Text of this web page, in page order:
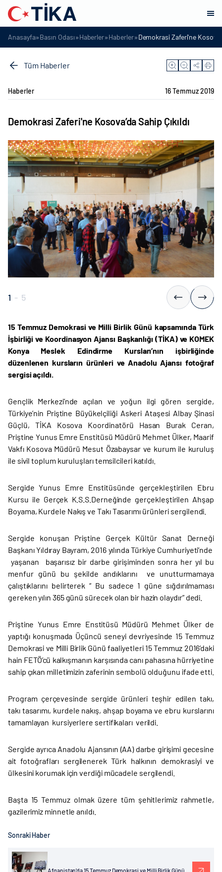
Anasayfa»Basın Odası»Haberler»Haberler»Demokrasi Zaferi'ne
Tüm Haberler
Haberler 16 Temmuz 2019
Demokrasi Zaferi'ne Kosova’da Sahip Çıkıldı
1 - 5
15 Temmuz Demokrasi ve Milli Birlik Günü kapsamında Türk
İşbirliği ve Koordinasyon Ajansı Başkanlığı (TİKA) ve KOMEK
Konya Meslek Edindirme Kursları’nın işbirliğinde
düzenlenen kursların ürünleri ve Anadolu Ajansı fotoğraf
sergisi açıldı.
Gençlik Merkezi’nde açılan ve yoğun ilgi gören sergide,
Türkiye’nin Priştine Büyükelçiliği Askeri Ataşesi Albay Şinasi
Güçlü, TİKA Kosova Koordinatörü Hasan Burak Ceran,
Priştine Yunus Emre Enstitüsü Müdürü Mehmet Ülker, Maarif
Vakfı Kosova Müdürü Mesut Özabaysar ve kurum ile kuruluş
ile sivil toplum kuruluşları temsilcileri katıldı.
Sergide Yunus Emre Enstitüsünde gerçekleştirilen Ebru
Kursu ile Gerçek K.S.S.Derneğinde gerçekleştirilen Ahşap
Boyama, Kurdele Nakış ve Takı Tasarımı ürünleri sergilendi.
Sergide konuşan Priştine Gerçek Kültür Sanat Derneği
Başkanı Yıldıray Bayram, 2016 yılında Türkiye Cumhuriyeti’nde
yaşanan başarısız bir darbe girişiminden sonra her yıl bu
menfur günü bu şekilde andıklarını ve unutturmamaya
çalıştıklarını belirterek “ Bu sadece 1 güne sığdırılmaması
gereken yılın 365 günü sürecek olan bir hazin olaydır” dedi.
Priştine Yunus Emre Enstitüsü Müdürü Mehmet Ülker de
yaptığı konuşmada Üçüncü seneyi devriyesinde 15 Temmuz
Demokrasi ve Milli Birlik Günü faaliyetleri 15 Temmuz 2016’daki
hain FETÖ’cü kalkışmanın karşısında canı pahasına hürriyetine
sahip çıkan milletimizin zaferinin sembolü olduğunu ifade etti.
Program çerçevesinde sergide ürünleri teşhir edilen takı,
takı tasarımı, kurdele nakış, ahşap boyama ve ebru kurslarını
tamamlayan kursiyerlere sertifikaları verildi.
Sergide ayrıca Anadolu Ajansının (AA) darbe girişimi gecesine
ait fotoğrafları sergilenerek Türk halkının demokrasiyi ve
ülkesini korumak için verdiği mücadele sergilendi.
Başta 15 Temmuz olmak üzere tüm şehitlerimiz rahmetle,
gazilerimiz minnetle anıldı.
Sonraki Haber
Afganistan'da 15 Temmuz Demokrasi ve Milli Birlik Günü